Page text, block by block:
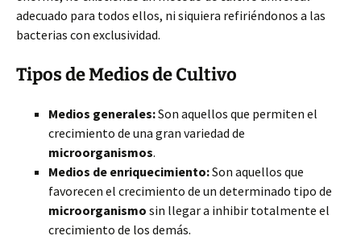
adecuado para todos ellos, ni siquiera refiriéndonos a las
bacterias con exclusividad.
Tipos de Medios de Cultivo
Medios generales:Son aquellos que permiten el
crecimiento de una gran variedad de
microorganismos.
Medios de enriquecimiento:Son aquellos que
favorecen el crecimiento de un determinado tipo de
microorganismo sin llegar a inhibir totalmente el
crecimiento de los demás.